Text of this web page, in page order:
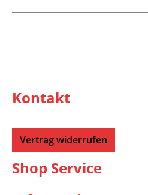
Kontakt
Vertrag widerrufen
Shop Service